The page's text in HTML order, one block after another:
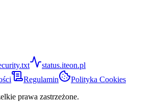
status.iteon.pl
Regulamin
Polityka Cookies
prawa zastrzeżone.